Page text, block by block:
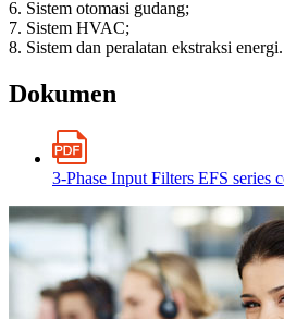
6. Sistem otomasi gudang;
7. Sistem HVAC;
8. Sistem dan peralatan ekstraksi energi.
Dokumen
3-Phase Input Filters EFS series